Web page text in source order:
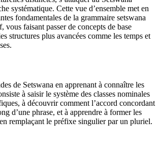
systématique. Cette vue d’ensemble met en
fondamentales de la grammaire setswana
vous faisant passer de concepts de base
structures plus avancées comme les temps et
de Setswana en apprenant à connaître les
à saisir le système des classes nominales
à découvrir comment l’accord concordant
d’une phrase, et à apprendre à former les
remplaçant le préfixe singulier par un pluriel.